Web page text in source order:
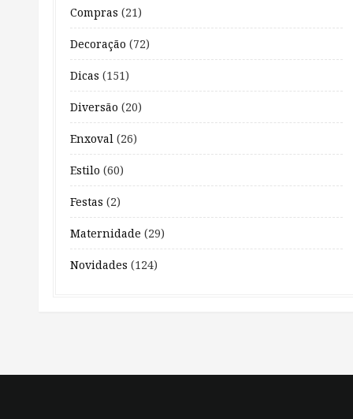
Compras (21)
Decoração (72)
Dicas (151)
Diversão (20)
Enxoval (26)
Estilo (60)
Festas (2)
Maternidade (29)
Novidades (124)